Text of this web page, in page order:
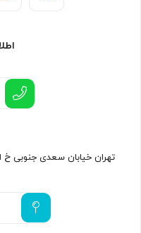
تهران خیابان سعدی جنوبی خ